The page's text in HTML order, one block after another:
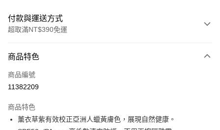
付款與運送方式
超取滿NT$390免運
POYA支付
信用卡一次付款
LINE Pay
商品特色
商品編號
11382209
商品特色
薰衣草紫有效校正亞洲人蠟黃膚色，展現自然健康。